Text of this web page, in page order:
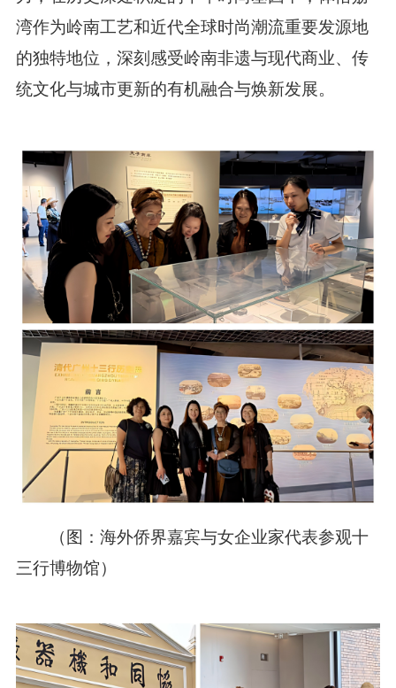
湾作为岭南工艺和近代全球时尚潮流重要发源地
的独特地位， 深刻感受岭南非遗与现代商业、传
统文化与城市更新的有机融合与焕新发展。
（图：海外侨界嘉宾与女企业家代表参观十
三行博物馆）